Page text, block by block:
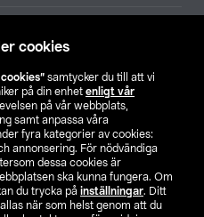
cookies
samtycker du till att vi
på din enhet enligt vår
på vår webbplats,
samt anpassa våra
fyra kategorier av cookies:
annonsering. För nödvändiga
dessa cookies är
ska kunna fungera. Om
du trycka på inställningar. Ditt
när som helst genom att du
butik
FI